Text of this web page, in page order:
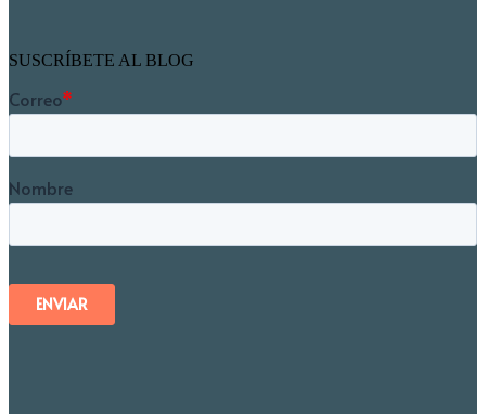
SUSCRÍBETE AL BLOG